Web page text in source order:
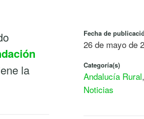
la
Fecha de
26 de mayo de
Categoría(s)
Andalucía Rural,
Noticias